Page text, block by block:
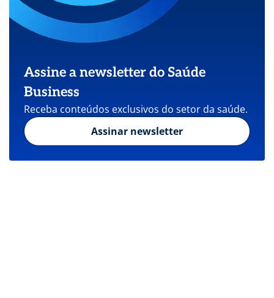
Assine a newsletter do Saúde
Business
Receba conteúdos exclusivos do setor da saúde.
Assinar newsletter